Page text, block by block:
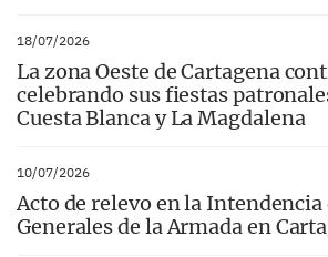
18/07/2026
La zona Oeste de Cartagena
celebrando sus fiestas
Cuesta Blanca y La Magdalena
10/07/2026
Acto de relevo en la
Generales de la Armada en